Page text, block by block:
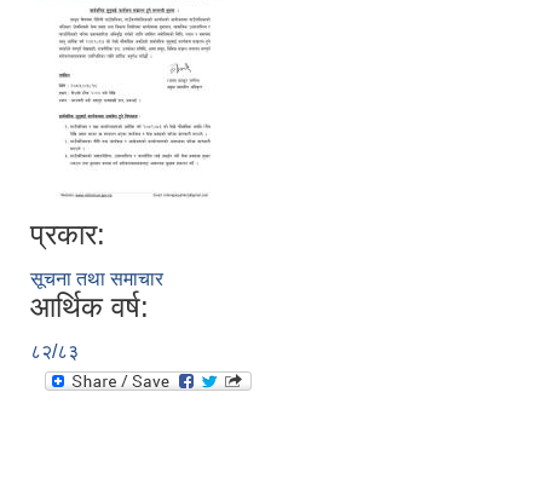
प्रकार:
सूचना तथा समाचार
आर्थिक वर्ष:
८२/८३